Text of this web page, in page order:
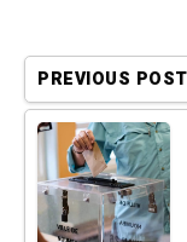
PREVIOUS POST